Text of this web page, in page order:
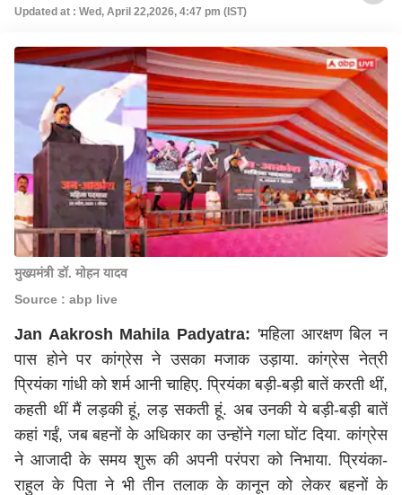
Updated at : Wed, April 22,2026, 4:47 pm (IST)
मुख्यमंत्री डॉ. मोहन यादव
Source : abp live
Jan Aakrosh Mahila Padyatra: 'महिला आरक्षण बिल न
पास होने पर कांग्रेस ने उसका मजाक उड़ाया. कांग्रेस नेत्री
प्रियंका गांधी को शर्म आनी चाहिए. प्रियंका बड़ी-बड़ी बातें करती थीं,
कहती थीं मैं लड़की हूं, लड़ सकती हूं. अब उनकी ये बड़ी-बड़ी बातें
कहां गईं, जब बहनों के अधिकार का उन्होंने गला घोंट दिया. कांग्रेस
ने आजादी के समय शुरू की अपनी परंपरा को निभाया. प्रियंका-
राहुल के पिता ने भी तीन तलाक के कानून को लेकर बहनों के